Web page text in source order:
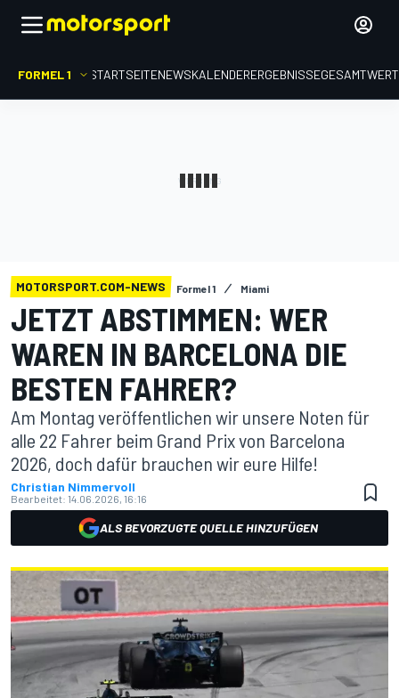
FORMEL 1 STARTSEITENEWSKALENDERERGEBNISSE
MOTORSPORT.COM-NEWS Formel 1 Miami
JETZT ABSTIMMEN: WER
WAREN IN BARCELONA DIE
BESTEN FAHRER?
Am Montag veröffentlichen wir unsere Noten für
alle 22 Fahrer beim Grand Prix von Barcelona
2026, doch dafür brauchen wir eure Hilfe!
Christian Nimmervoll
Bearbeitet: 14.06.2026, 16:16
ALS BEVORZUGTE QUELLE HINZUFÜGEN